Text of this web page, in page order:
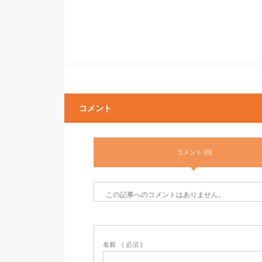
コメント
コメント (0)
この記事へのコメントはありません。
名前 ( 必須 )